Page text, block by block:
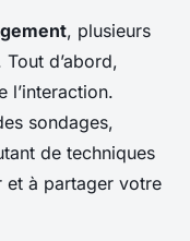
, plusieurs
d’abord,
l’interaction.
sondages,
de techniques
à partager votre